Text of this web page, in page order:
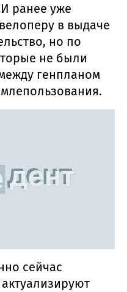
ранее уже
в выдаче
но по
не были
генпланом
сейчас